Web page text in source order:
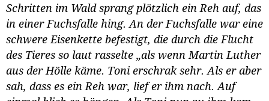
Schritten im Wald sprang plötzlich ein Reh auf, das
in einer Fuchsfalle hing. An der Fuchsfalle war eine
schwere Eisenkette befestigt, die durch die Flucht
des Tieres so laut rasselte „als wenn Martin Luther
aus der Hölle käme. Toni erschrak sehr. Als er aber
sah, dass es ein Reh war, lief er ihm nach. Auf